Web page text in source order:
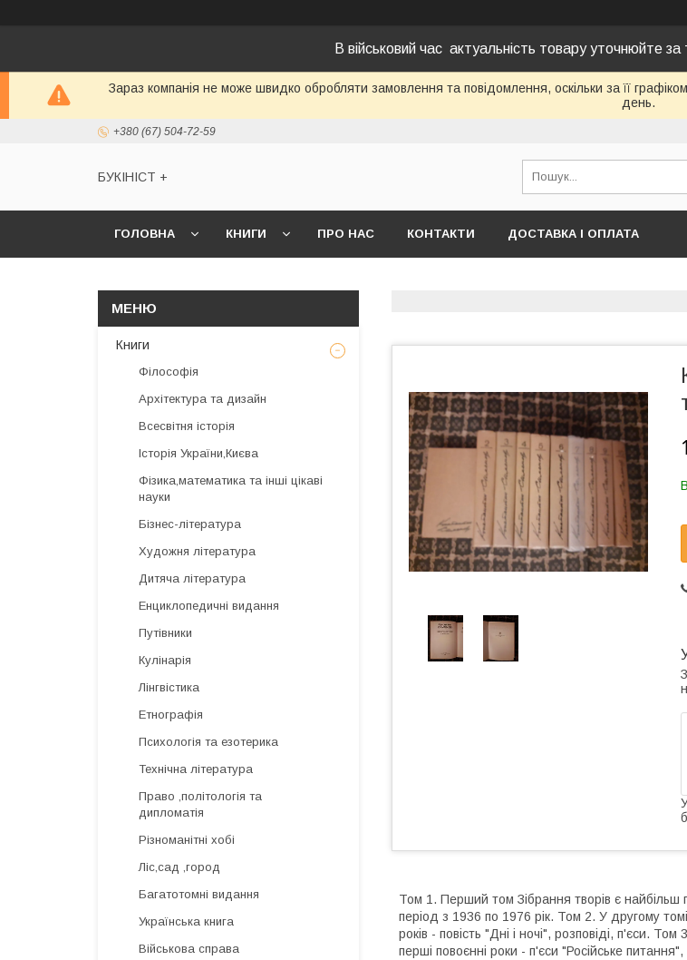
В військовий час актуальність товару уточнюйте
Зараз компанія не може швидко обробляти замовлення та повідомлення, оскільки за її
день.
+380 (67) 504-72-59
БУКІНІСТ +
ГОЛОВНА КНИГИ ПРО НАС КОНТАКТИ ДОСТАВКА І ОПЛАТА
Том 1. Перший том Зібрання творів є найбільш
період з 1936 по 1976 рік. Том 2. У другому
років - повість "Дні і ночі", розповіді, п'єси.
перші повоєнні роки - п'єси "Російське
Книги
Філософія
Архітектура та дизайн
Всесвітня історія
Історія України,Києва
Фізика,математика та інші цікаві
науки
Бізнес-література
Художня література
Дитяча література
Енциклопедичні видання
Путівники
Кулінарія
Лінгвістика
Етнографія
Психологія та езотерика
Технічна література
Право ,політологія та
дипломатія
Різноманітні хобі
Ліс,сад ,город
Багатотомні видання
Українська книга
Військова справа